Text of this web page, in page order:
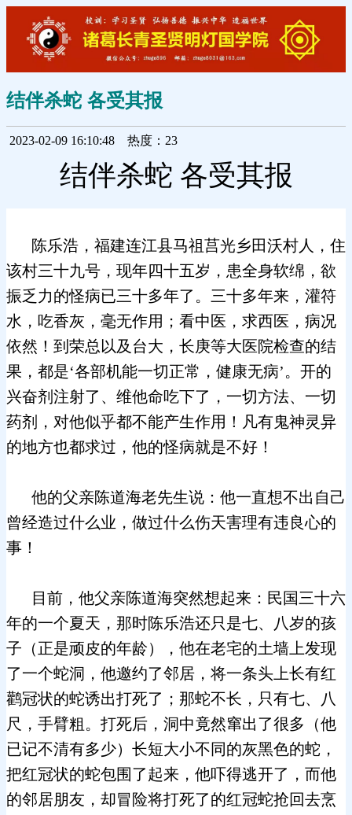
结伴杀蛇 各受其报
2023-02-09 16:10:48 热度：23
结伴杀蛇 各受其报
陈乐浩，福建连江县马祖莒光乡田沃村人，住
该村三十九号，现年四十五岁，患全身软绵，欲
振乏力的怪病已三十多年了。三十多年来，灌符
水，吃香灰，毫无作用；看中医，求西医，病况
依然！到荣总以及台大，长庚等大医院检查的结
果，都是‘各部机能一切正常，健康无病’。开的
兴奋剂注射了、维他命吃下了，一切方法、一切
药剂，对他似乎都不能产生作用！凡有鬼神灵异
的地方也都求过，他的怪病就是不好！
他的父亲陈道海老先生说：他一直想不出自己
曾经造过什么业，做过什么伤天害理有违良心的
事！
目前，他父亲陈道海突然想起来：民国三十六
年的一个夏天，那时陈乐浩还只是七、八岁的孩
子（正是顽皮的年龄），他在老宅的土墙上发现
了一个蛇洞，他邀约了邻居，将一条头上长有红
鹳冠状的蛇诱出打死了；那蛇不长，只有七、八
尺，手臂粗。打死后，洞中竟然窜出了很多（他
已记不清有多少）长短大小不同的灰黑色的蛇，
把红冠状的蛇包围了起来，他吓得逃开了，而他
的邻居朋友，却冒险将打死了的红冠蛇抢回去烹